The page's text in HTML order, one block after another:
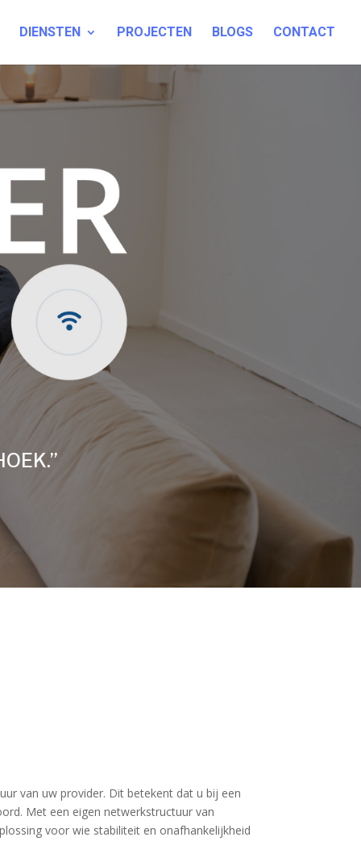
DIENSTEN PROJECTEN BLOGS CONTACT
van uw provider. Dit betekent dat u bij een
Met een eigen netwerkstructuur van
voor wie stabiliteit en onafhankelijkheid